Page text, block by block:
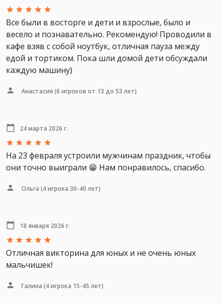
Все были в восторге и дети и взрослые, было и
весело и познавательно. Рекомендую! Проводили в
кафе взяв с собой ноутбук, отличная пауза между
едой и тортиком. Пока шли домой дети обсуждали
каждую машину)
Анастасия (6 игроков от 13 до 53 лет)
24 марта 2026 г.
На 23 февраля устроили мужчинам праздник, чтобы
они точно выиграли 😁 Нам понравилось, спасибо.
Ольга (4 игрока 30-40 лет)
18 января 2026 г.
Отличная викторина для юных и не очень юных
мальчишек!
Галина (4 игрока 15-45 лет)